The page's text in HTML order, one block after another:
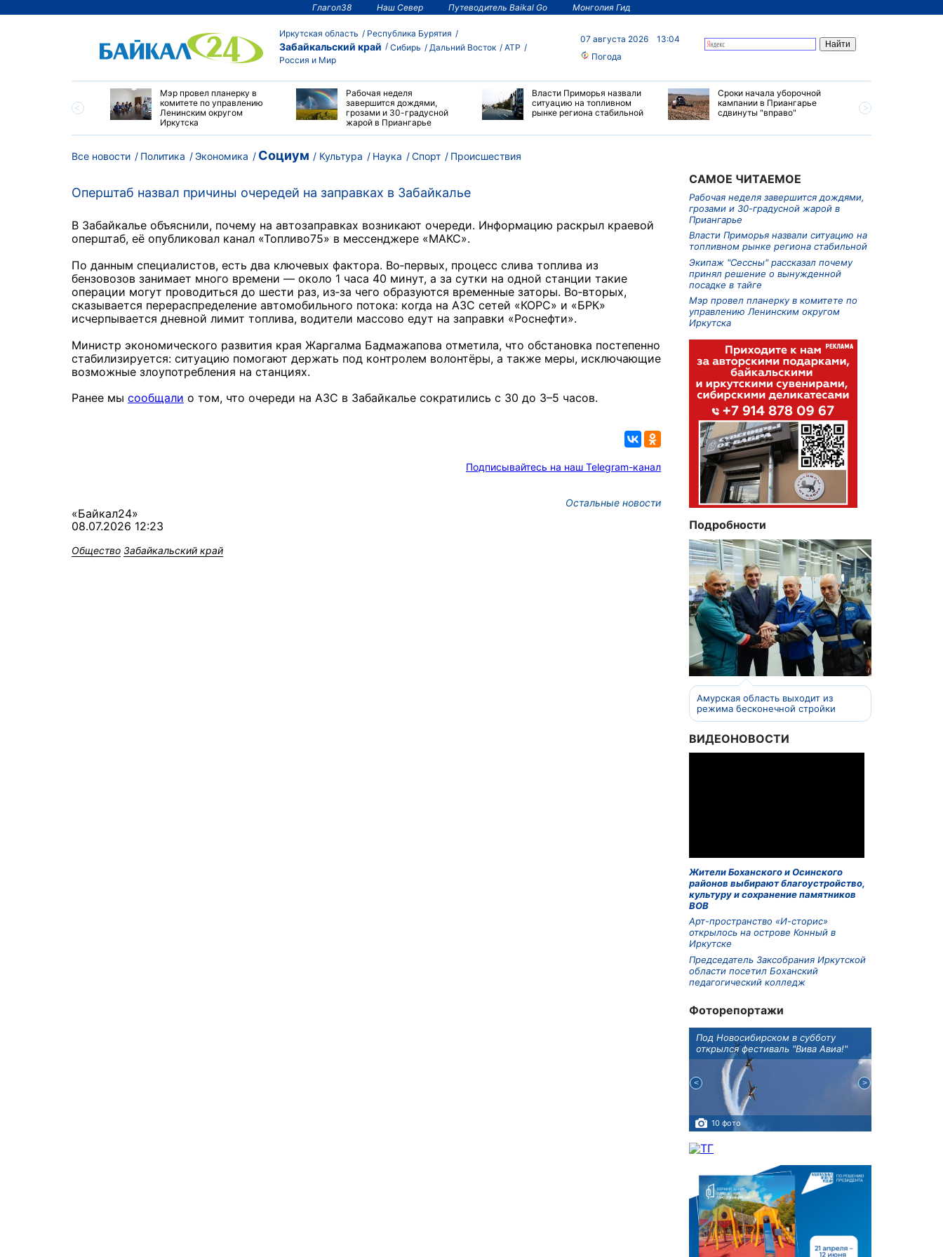
Глагол38 Наш Север Путеводитель Baikal Go Монголия Гид
Иркутская область Республика Бурятия
Забайкальский край Сибирь Дальний Восток
АТР
Россия и Мир
07 августа 2026
13:04
Погода
сделать
Мэр провел планерку в
комитете по управлению
Ленинским округом
Иркутска
Рабочая неделя
завершится дождями,
грозами и 30-градусной
жарой в Приангарье
Власти Приморья назвали
ситуацию на топливном
рынке региона стабильной
Сроки начала уборочной
кампании в Приангарье
сдвинуты "вправо"
Все новости Политика Экономика Социум Культура Наука Спорт Происшествия
Оперштаб назвал причины очередей на заправках в Забайкалье
В Забайкалье объяснили, почему на автозаправках возникают очереди. Информацию раскрыл краевой
оперштаб, её опубликовал канал «Топливо75» в мессенджере «МАКС».
По данным специалистов, есть два ключевых фактора. Во‑первых, процесс слива топлива из
бензовозов занимает много времени — около 1 часа 40 минут, а за сутки на одной станции такие
операции могут проводиться до шести раз, из‑за чего образуются временные заторы. Во‑вторых,
сказывается перераспределение автомобильного потока: когда на АЗС сетей «КОРС» и «БРК»
исчерпывается дневной лимит топлива, водители массово едут на заправки «Роснефти».
Министр экономического развития края Жаргалма Бадмажапова отметила, что обстановка постепенно
стабилизируется: ситуацию помогают держать под контролем волонтёры, а также меры, исключающие
возможные злоупотребления на станциях.
Ранее мы сообщали о том, что очереди на АЗС в Забайкалье сократились с 30 до 3–5 часов.
Подписывайтесь на наш Telegram-канал
Остальные новости
«Байкал24»
08.07.2026 12:23
Общество Забайкальский край
САМОЕ ЧИТАЕМОЕ
Рабочая неделя завершится дождями,
грозами и 30-градусной жарой в
Приангарье
Власти Приморья назвали ситуацию на
топливном рынке региона стабильной
Экипаж "Сессны" рассказал почему
принял решение о вынужденной
посадке в тайге
Мэр провел планерку в комитете по
управлению Ленинским округом
Иркутска
Подробности
Амурская область выходит из
режима бесконечной стройки
ВИДЕОНОВОСТИ
Жители Боханского и Осинского
районов выбирают благоустройство,
культуру и сохранение памятников
ВОВ
Арт-пространство «И-сторис»
открылось на острове Конный в
Иркутске
Председатель Заксобрания Иркутской
области посетил Боханский
педагогический колледж
Фоторепортажи
Под Новосибирском в субботу
открылся фестиваль "Вива Авиа!"
10 фото